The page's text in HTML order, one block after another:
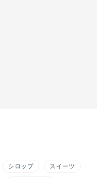
シロップ スイーツ